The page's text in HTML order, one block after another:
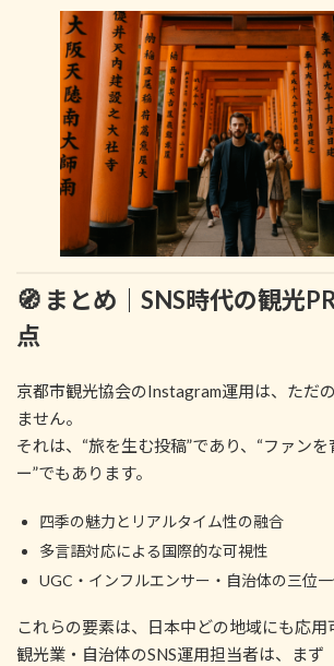
🧭 まとめ｜SNS時代の観光
点
京都市観光協会のInstagram運用は、ただ
ません。
それは、“旅を生む投稿”であり、“ファン
ー”でもあります。
四季の魅力とリアルタイム性の融合
多言語対応による国際的な可視性
UGC・インフルエンサー・自治体の三位
これらの要素は、日本中どの地域にも応用
観光業・自治体のSNS運用担当者は、まず